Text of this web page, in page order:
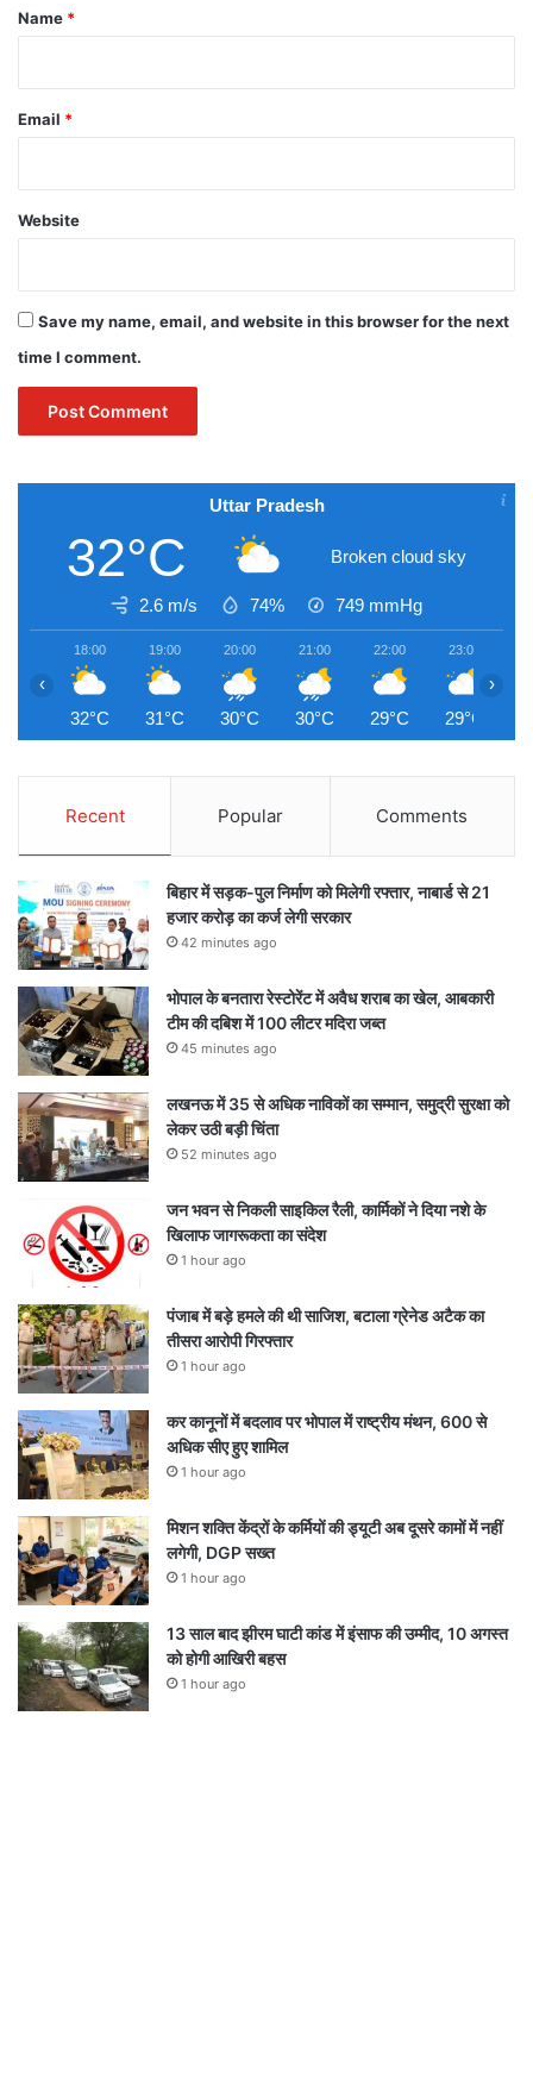
*
Name *
Email *
Website
Save my name, email, and website in this browser for the next
time I comment.
Uttar Pradesh
32°C Broken cloud sky
2.6 m/s 74% 749 mmHg
18:00
32°C
19:00
31°C
20:00
30°C
21:00
30°C
22:00
29°C
23:00
29°C
‹ ›
Recent Popular Comments
बिहार में सड़क-पुल निर्माण को मिलेगी रफ्तार, नाबार्ड से 21
हजार करोड़ का कर्ज लेगी सरकार
42 minutes ago
भोपाल के बनतारा रेस्टोरेंट में अवैध शराब का खेल, आबकारी
टीम की दबिश में 100 लीटर मदिरा जब्त
45 minutes ago
लखनऊ में 35 से अधिक नाविकों का सम्मान, समुद्री सुरक्षा को
लेकर उठी बड़ी चिंता
52 minutes ago
जन भवन से निकली साइकिल रैली, कार्मिकों ने दिया नशे के
खिलाफ जागरूकता का संदेश
1 hour ago
पंजाब में बड़े हमले की थी साजिश, बटाला ग्रेनेड अटैक का
तीसरा आरोपी गिरफ्तार
1 hour ago
कर कानूनों में बदलाव पर भोपाल में राष्ट्रीय मंथन, 600 से
अधिक सीए हुए शामिल
1 hour ago
मिशन शक्ति केंद्रों के कर्मियों की ड्यूटी अब दूसरे कामों में नहीं
लगेगी, DGP सख्त
1 hour ago
13 साल बाद झीरम घाटी कांड में इंसाफ की उम्मीद, 10 अगस्त
को होगी आखिरी बहस
1 hour ago